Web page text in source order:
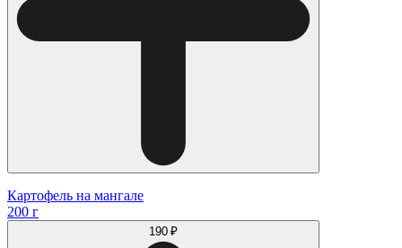
Картофель на мангале
200 г
190 ₽